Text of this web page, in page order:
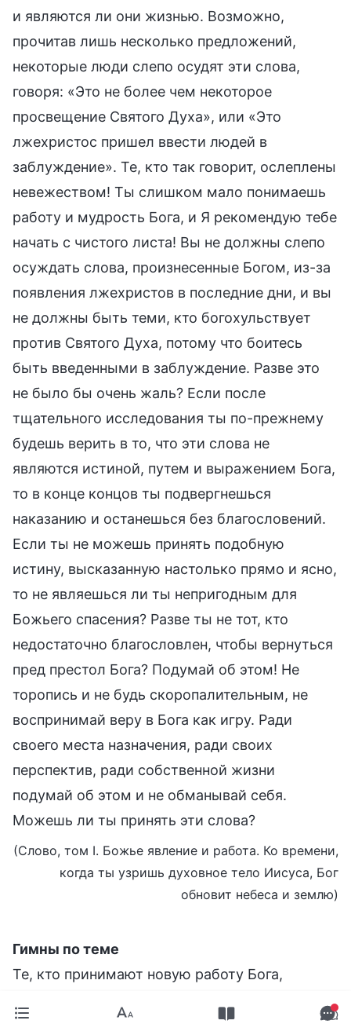
и являются ли они жизнью. Возможно,
прочитав лишь несколько предложений,
некоторые люди слепо осудят эти слова,
говоря: «Это не более чем некоторое
просвещение Святого Духа», или «Это
лжехристос пришел ввести людей в
заблуждение». Те, кто так говорит, ослеплены
невежеством! Ты слишком мало понимаешь
работу и мудрость Бога, и Я рекомендую тебе
начать с чистого листа! Вы не должны слепо
осуждать слова, произнесенные Богом, из-за
появления лжехристов в последние дни, и вы
не должны быть теми, кто богохульствует
против Святого Духа, потому что боитесь
быть введенными в заблуждение. Разве это
не было бы очень жаль? Если после
тщательного исследования ты по-прежнему
будешь верить в то, что эти слова не
являются истиной, путем и выражением Бога,
то в конце концов ты подвергнешься
наказанию и останешься без благословений.
Если ты не можешь принять подобную
истину, высказанную настолько прямо и ясно,
то не являешься ли ты непригодным для
Божьего спасения? Разве ты не тот, кто
недостаточно благословлен, чтобы вернуться
пред престол Бога? Подумай об этом! Не
торопись и не будь скоропалительным, не
воспринимай веру в Бога как игру. Ради
своего места назначения, ради своих
перспектив, ради собственной жизни
подумай об этом и не обманывай себя.
Можешь ли ты принять эти слова?
(Слово, том I. Божье явление и работа. Ко времени,
когда ты узришь духовное тело Иисуса, Бог
обновит небеса и землю)
Гимны по теме
Те, кто принимают новую работу Бога,